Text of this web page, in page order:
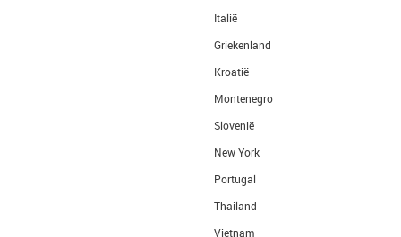
Italië
Griekenland
Kroatië
Montenegro
Slovenië
New York
Portugal
Thailand
Vietnam